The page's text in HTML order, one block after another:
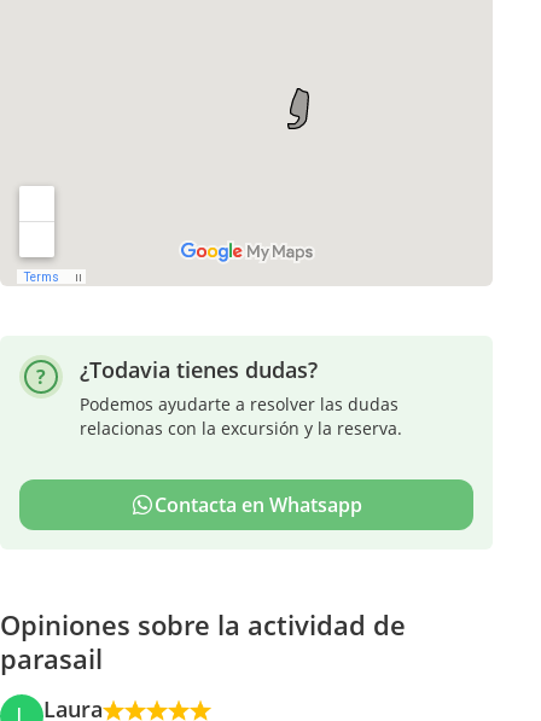
¿Todavia tienes dudas?
Podemos ayudarte a resolver las dudas
relacionas con la excursión y la reserva.
Contacta en Whatsapp
Opiniones sobre la actividad de
parasail
Laura